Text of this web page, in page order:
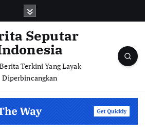
Terkini Yang Layak
Diperbincangkan